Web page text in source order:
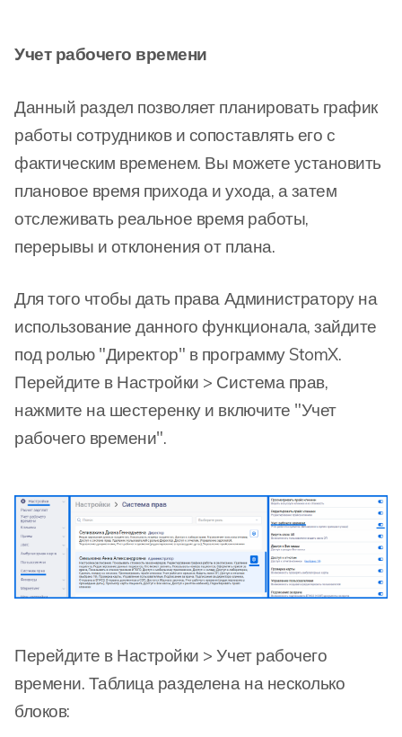
Учет рабочего времени
Данный раздел позволяет планировать график
работы сотрудников и сопоставлять его с
фактическим временем. Вы можете установить
плановое время прихода и ухода, а затем
отслеживать реальное время работы,
перерывы и отклонения от плана.
Для того чтобы дать права Администратору на
использование данного функционала, зайдите
под ролью "Директор" в программу StomX.
Перейдите в Настройки > Система прав,
нажмите на шестеренку и включите "Учет
рабочего времени".
Перейдите в Настройки > Учет рабочего
времени. Таблица разделена на несколько
блоков: